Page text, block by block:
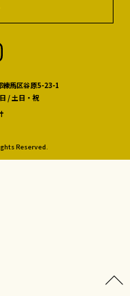
練馬区谷原5-23-1
/ 土日・祝
Reserved.